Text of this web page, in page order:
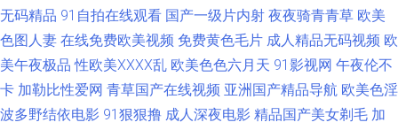
二区 国产熟女久久精品 婷婷无码下载 91豆花成人网站入口 高清视频在线97
日本阿v手机在线 中日韩综合色图区 第一福利区导航 美女足交网站 AV片不
无码精品 91自拍在线观看 国产一级片内射 夜夜骑青青草 欧美
色图人妻 在线免费欧美视频 免费黄色毛片 成人精品无码视频 欧
美午夜极品 性欧美ⅩⅩⅩⅩ乱 欧美色色六月天 91影视网 午夜伦不
卡 加勒比性爱网 青草国产在线视频 亚洲国产精品导航 欧美色淫
波多野结依电影 91狠狠撸 成人深夜电影 精品国产美女剃毛 加